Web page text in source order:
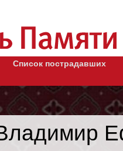
Список пострадавших